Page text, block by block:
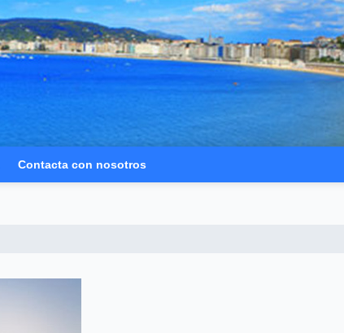
Contacta con nosotros